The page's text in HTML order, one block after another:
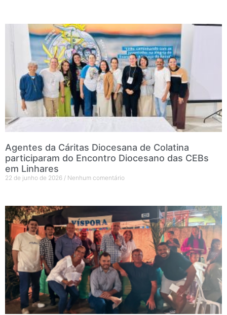
Agentes da Cáritas Diocesana de Colatina
participaram do Encontro Diocesano das CEBs
em Linhares
22 de junho de 2026 Nenhum comentário